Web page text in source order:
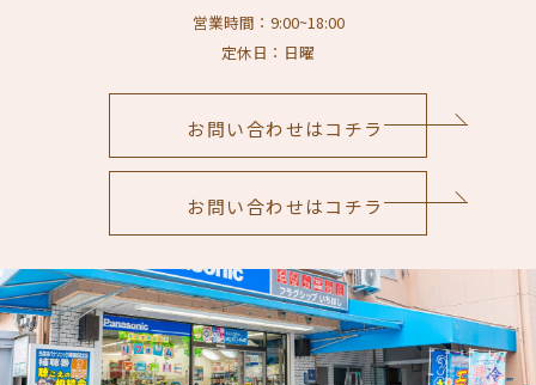
営業時間：9:00~18:00
定休日：日曜
お問い合わせはコチラ
お問い合わせはコチラ